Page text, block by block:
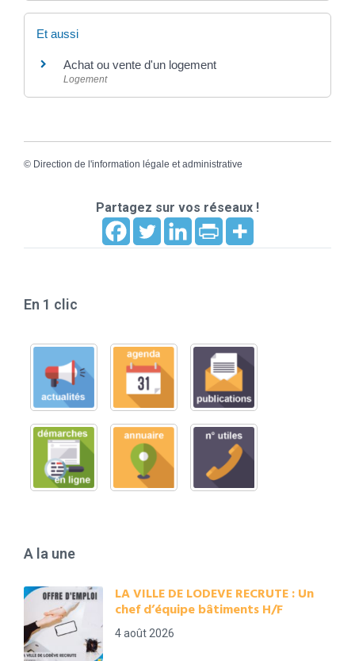
Et aussi
Achat ou vente d'un logement
Logement
© Direction de l'information légale et administrative
Partagez sur vos réseaux !
En 1 clic
A la une
LA VILLE DE LODEVE RECRUTE : Un
chef d’équipe bâtiments H/F
4 août 2026